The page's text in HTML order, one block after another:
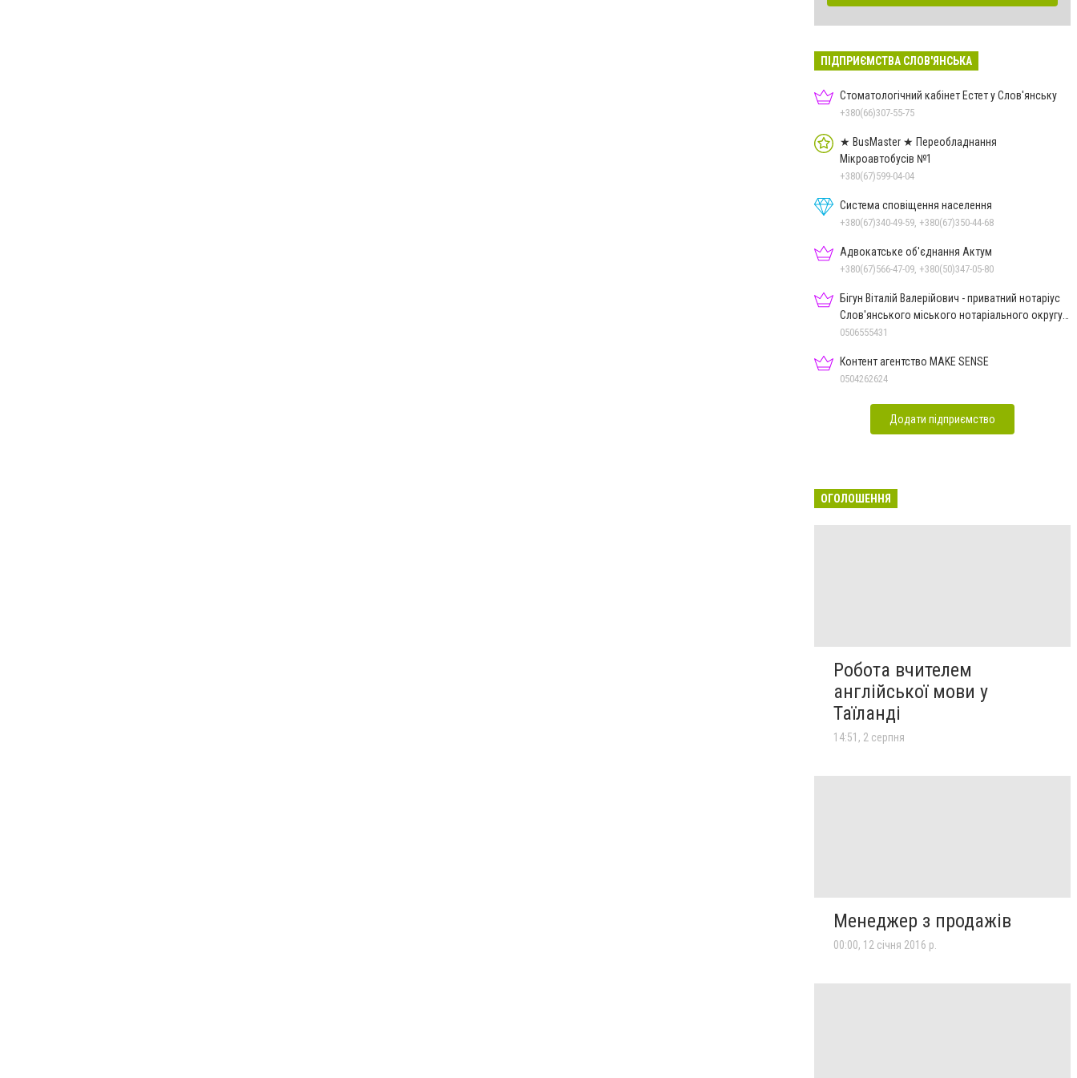
ПІДПРИЄМСТВА СЛОВ'ЯНСЬКА
Стоматологічний кабінет Естет у Слов'янську
+380(66)307-55-75
★ BusMaster ★ Переобладнання
Мікроавтобусів №1
+380(67)599-04-04
Система сповіщення населення
+380(67)340-49-59, +380(67)350-44-68
Адвокатське об'єднання Актум
+380(67)566-47-09, +380(50)347-05-80
Бігун Віталій Валерійович - приватний нотаріус
Слов'янського міського нотаріального округу
Дон.обл.
0506555431
Контент агентство MAKE SENSE
0504262624
Додати підприємство
ОГОЛОШЕННЯ
Робота вчителем
англійської мови у
Таїланді
14:51, 2 серпня
Менеджер з продажів
00:00, 12 січня 2016 р.